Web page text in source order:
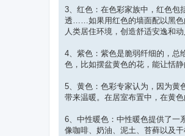
3、红色：在色彩家族中，红色包
透……如果用红色的墙面配以黑色
人类居住环境，创造舒适安逸和动
4、紫色：紫色是脆弱纤细的，总
色，比如摆盆黄色的花，能让恬
5、黄色：色彩专家认为，因为黄
带来温暖。在居室布置中，在黄
6、中性暖色：中性暖色提供了一
像咖啡、奶油、泥土、苔藓以及